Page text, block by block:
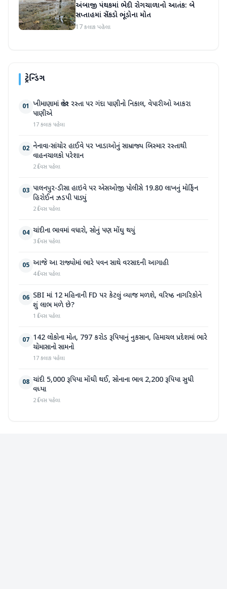
અંબાજી પંથકમાં ભેદી રોગચાળાનો આતંક: બે
સપ્તાહમાં સેંકડો ભૂંડોના મોત
17 કલાક પહેલા
ટ્રેન્ડિંગ
01 ખીમાણામાં જાહેર રસ્તા પર ગંદા પાણીનો નિકાલ, વેપારીઓ આકરા
પાણીએ
17 કલાક પહેલા
02 નેનાવા-સાંચોર હાઈવે પર ખાડાઓનું સામ્રાજ્ય બિસ્માર રસ્તાથી
વાહનચાલકો પરેશાન
2 દિવસ પહેલા
03 પાલનપુર-ડીસા હાઇવે પર એસઓજી પોલીસે 19.80 લાખનું મોર્ફિન
હિરોઈન ઝડપી પાડ્યું
2 દિવસ પહેલા
04 ચાંદીના ભાવમાં વધારો, સોનું પણ મોંઘુ થયું
3 દિવસ પહેલા
05 આજે આ રાજ્યોમાં ભારે પવન સાથે વરસાદની આગાહી
4 દિવસ પહેલા
06 SBI માં 12 મહિનાની FD પર કેટલું વ્યાજ મળશે, વરિષ્ઠ નાગરિકોને
શું લાભ મળે છે?
1 દિવસ પહેલા
07 142 લોકોના મોત, 797 કરોડ રૂપિયાનું નુકસાન, હિમાચલ પ્રદેશમાં ભારે
ચોમાસાનો સામનો
17 કલાક પહેલા
08 ચાંદી 5,000 રૂપિયા મોંઘી થઈ, સોનાના ભાવ 2,200 રૂપિયા સુધી
વધ્યા
2 દિવસ પહેલા